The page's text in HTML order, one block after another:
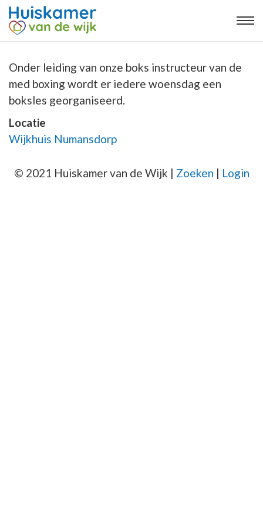
Onder leiding van onze boks instructeur van de
med boxing wordt er iedere woensdag een
boksles georganiseerd.
Locatie
Wijkhuis Numansdorp
© 2021 Huiskamer van de Wijk | Zoeken | Login